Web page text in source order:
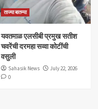
ताज्या बातम्या
यवतमाळ एलसीबी प्रमुख सतीश
चवरेंची दरमहा सव्वा कोटींची
वसुली
Sahasik News
July 22, 2026
0